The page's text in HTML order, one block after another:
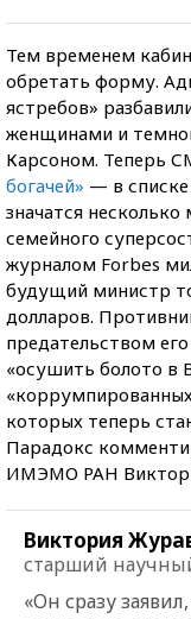
Тем временем
обретать форму.
ястребов»
женщинами и
Карсоном. Теперь
богачей» — в
значатся
семейного
журналом Forbes
будущий министр
долларов.
предательством
«осушить болото в
которых теперь
Парадокс
ИМЭМО РАН
Виктория
старший
«Он сразу